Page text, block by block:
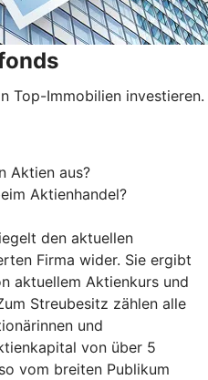
Top-Immobilien investieren.
Aktien aus?
Aktienhandel?
den aktuellen
Firma wider. Sie ergibt
aktuellem Aktienkurs und
Streubesitz zählen alle
und
von über 5
vom breiten Publikum